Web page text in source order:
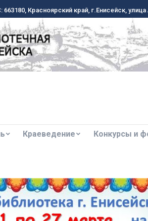
Красноярский край, г.Енисейск, улица
Краеведение Конкурсы и
Красноярский край, г.Енисейск, улица
Краеведение Конкурсы и